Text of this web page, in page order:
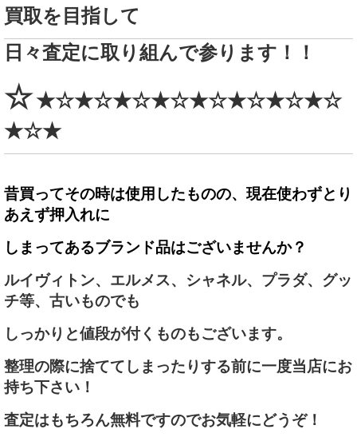
買取を目指して
日々査定に取り組んで参ります！！
☆★☆★☆★☆★☆★☆★☆★☆★☆
★☆★
昔買ってその時は使用したものの、現在使わずとり
あえず押入れに
しまってあるブランド品はございませんか？
ルイヴィトン、エルメス、シャネル、プラダ、グッ
チ等、古いものでも
しっかりと値段が付くものもございます。
整理の際に捨ててしまったりする前に一度当店にお
持ち下さい！
査定はもちろん無料ですのでお気軽にどうぞ！